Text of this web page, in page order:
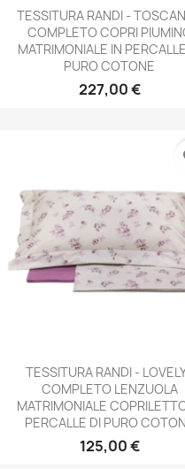
 Anteprima
TESSITURA RANDI -
COMPLETO COPRI
MATRIMONIALE IN
PURO COTONE
227,00 €
Anteprima
TESSITURA RANDI -
COMPLETO LENZUOLA
MATRIMONIALE
PERCALLE DI PURO
125,00 €